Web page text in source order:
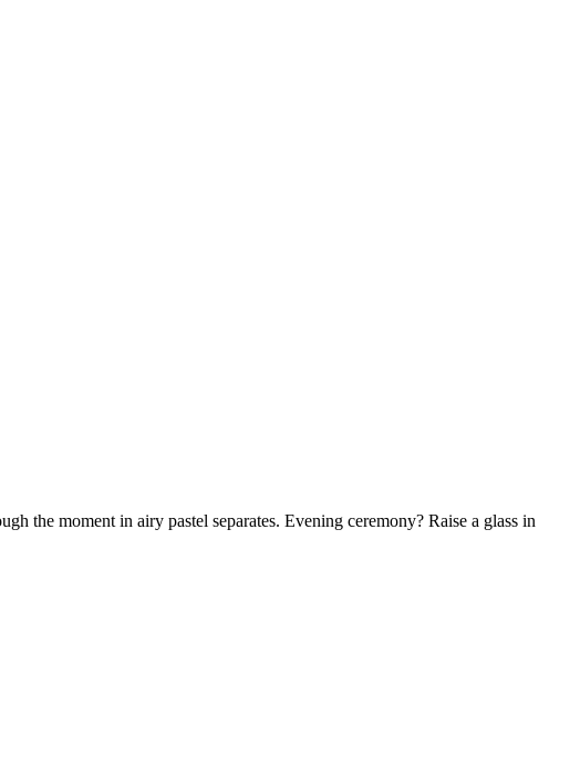
the moment in airy pastel separates. Evening ceremony? Raise a glass in